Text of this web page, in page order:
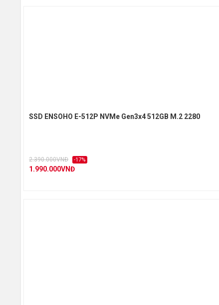
SSD ENSOHO E-512P NVMe Gen3x4 512GB M.2 2280
2.390.000VNĐ -17%
1.990.000VNĐ